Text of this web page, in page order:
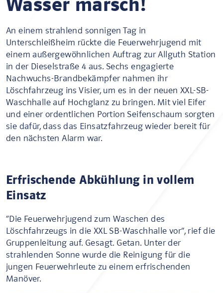
An einem strahlend sonnigen Tag in
Unterschleißheim rückte die Feuerwehrjugend mit
einem außergewöhnlichen Auftrag zur Allguth Station
in der Dieselstraße 4 aus. Sechs engagierte
Nachwuchs-Brandbekämpfer nahmen ihr
Löschfahrzeug ins Visier, um es in der neuen XXL-SB-
Waschhalle auf Hochglanz zu bringen. Mit viel Eifer
und einer ordentlichen Portion Seifenschaum sorgten
sie dafür, dass das Einsatzfahrzeug wieder bereit für
den nächsten Alarm war.
Erfrischende Abkühlung in vollem
Einsatz
“Die Feuerwehrjugend zum Waschen des
Löschfahrzeugs in die XXL SB-Waschhalle vor”, rief die
Gruppenleitung auf. Gesagt. Getan. Unter der
strahlenden Sonne wurde die Reinigung für die
jungen Feuerwehrleute zu einem erfrischenden
Manöver.